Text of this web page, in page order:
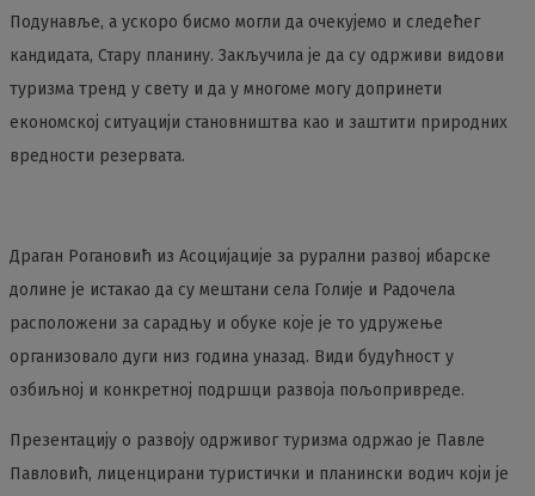
Подунавље, а ускоро бисмо могли да очекујемо и следећег
кандидата, Стару планину. Закључила је да су одрживи видови
туризма тренд у свету и да у многоме могу допринети
економској ситуацији становништва као и заштити природних
вредности резервата.
Драган Рогановић из Асоцијацијe за рурални развој ибарске
долине је истакао да су мештани села Голије и Радочела
расположени за сарадњу и обуке које је то удружење
организовало дуги низ година уназад. Види будућност у
озбиљној и конкретној подршци развоја пољопривреде.
Презентацију о развоју одрживог туризма одржао је Павле
Павловић, лиценцирани туристички и планински водич који је